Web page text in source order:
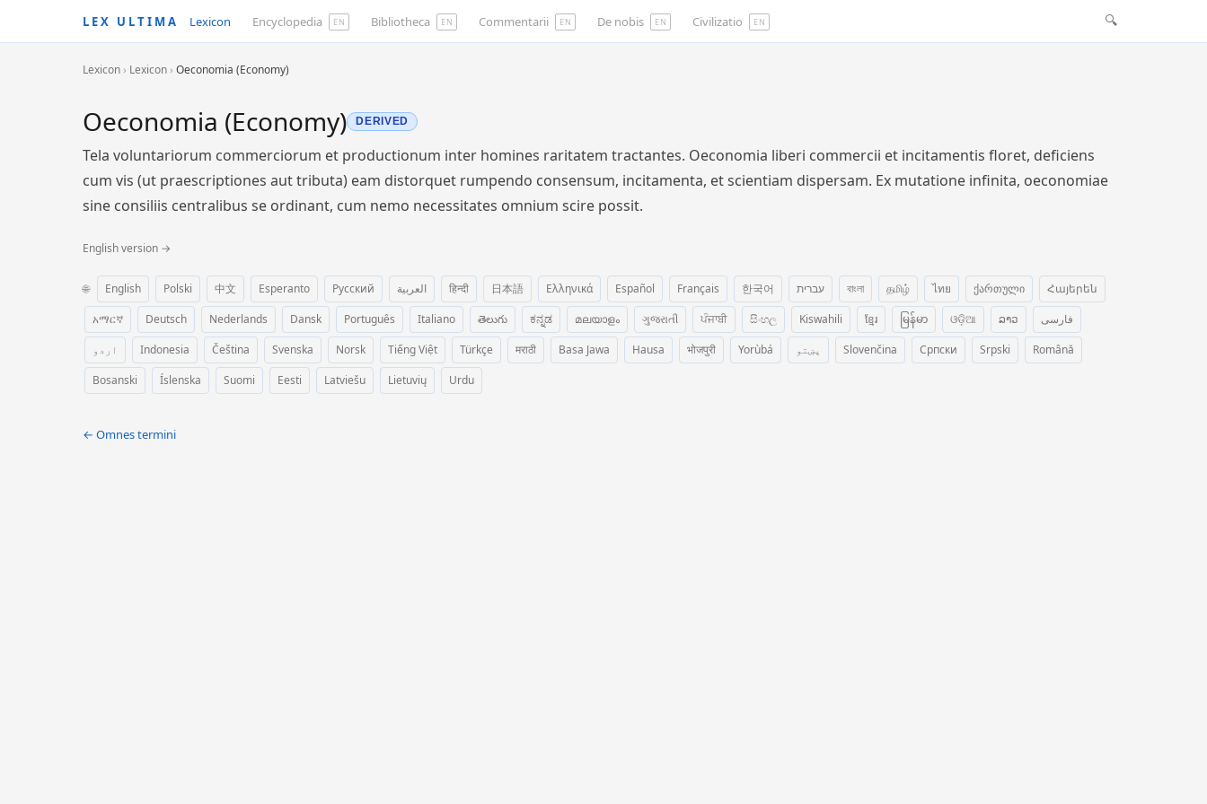
LEX ULTIMA Lexicon Encyclopedia EN Bibliotheca EN Commentarii EN De nobis EN Civilizatio EN 🔍
Lexicon › Lexicon › Oeconomia (Economy)
Oeconomia (Economy) DERIVED
Tela voluntariorum commerciorum et productionum inter homines raritatem tractantes. Oeconomia liberi commercii et incitamentis floret, deficiens
cum vis (ut praescriptiones aut tributa) eam distorquet rumpendo consensum, incitamenta, et scientiam dispersam. Ex mutatione infinita, oeconomiae
sine consiliis centralibus se ordinant, cum nemo necessitates omnium scire possit.
English version →
🌐 English Polski 中文 Esperanto Русский العربية हिन्दी 日本語 Ελληνικά Español Français 한국어 עברית বাংলা தமிழ் ไทย ქართული
Հայերեն
አማርኛ
Deutsch Nederlands Dansk Português Italiano తెలుగు ಕನ್ನಡ മലയാളം ગુજરાતી ਪੰਜਾਬੀ සිංහල Kiswahili ខ្មែរ မြန်မာ ଓଡ଼ିଆ ລາວ
فارسی
اردو
Indonesia Čeština Svenska Norsk Tiếng Việt Türkçe मराठी Basa Jawa Hausa भोजपुरी Yorùbá پښتو Slovenčina Српски Srpski
Română
Bosanski
Íslenska Suomi Eesti Latviešu Lietuvių Urdu
← Omnes termini